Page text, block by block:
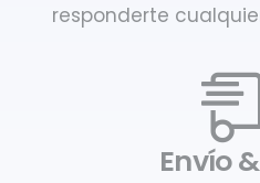
responderte
Envío